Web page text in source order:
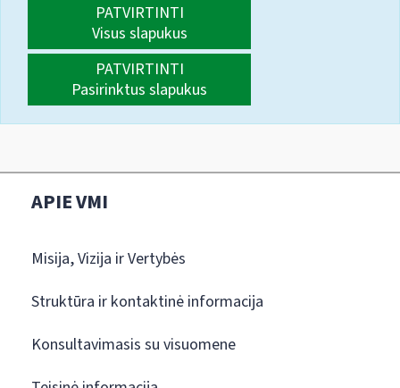
PATVIRTINTI
Visus slapukus
PATVIRTINTI
Pasirinktus slapukus
APIE VMI
Misija, Vizija ir Vertybės
Struktūra ir kontaktinė informacija
Konsultavimasis su visuomene